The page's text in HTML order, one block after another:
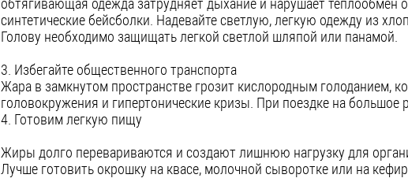
обтягивающая одежда затрудняет дыхание и нарушает теплообмен
синтетические бейсболки. Надевайте светлую, легкую одежду из
Голову необходимо защищать легкой светлой шляпой или панамой.
3. Избегайте общественного транспорта
Жара в замкнутом пространстве грозит кислородным голоданием,
головокружения и гипертонические кризы. При поездке на большое
4. Готовим легкую пищу
Жиры долго перевариваются и создают лишнюю нагрузку для
Лучше готовить окрошку на квасе, молочной сыворотке или на